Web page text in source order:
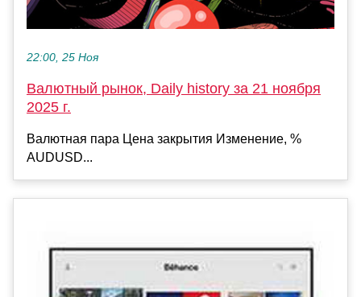
22:00, 25 Ноя
Валютный рынок, Daily history за 21 ноября
2025 г.
Валютная пара Цена закрытия Изменение, %
AUDUSD...